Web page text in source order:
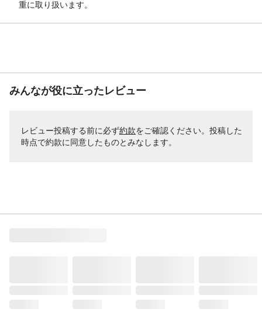
ク、厚手の繊維、木製すのこ等
消防法分類
第2石油類/危険等級3
塗り面積
2~4平方メートル
はふたをし、直射日光を避けて保存するこ
と。
重に取り扱います。
みんなが役に立ったレビュー
レビュー投稿する前に必ず約款をご確認ください。投稿した
時点で約款に同意したものとみなします。